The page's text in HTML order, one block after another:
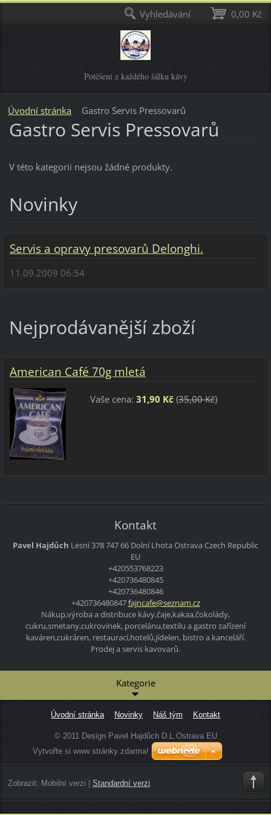
Potěšení z každého šálku kávy
Úvodní stránka Gastro Servis Pressovarů
Gastro Servis Pressovarů
V této kategorii nejsou žádné produkty.
Novinky
Servis a opravy presovarů Delonghi.
11.09.2009 06:54
Nejprodávanější zboží
American Café 70g mletá
Vaše cena: 31,90 Kč(35,00 Kč)
Kontakt
Pavel Hajdůch Lesní 378 747 66 Dolní Lhota Ostrava Czech Republic
EU
+420553768223
+420736480845
+420736480846
+420736480847fajncafe@seznam.cz
Nákup,výroba a distribuce kávy,čaje,kakaa,čokolády,
cukru,smetany,cukrovinek, porcelánu,textilu a gastro zařízení
kaváren,cukráren, restaurací,hotelů,jídelen, bistro a kanceláří.
Prodej a servis kavovarů.
Kategorie
Úvodní stránka Novinky Náš tým Kontakt
© 2011 Design Pavel Hajdůch D.L.Ostrava EU
Vytvořte si www stránky zdarma!
Zobrazit: Mobilní verzi | Standardní verzi
0,00 Kč
Vyhledávání